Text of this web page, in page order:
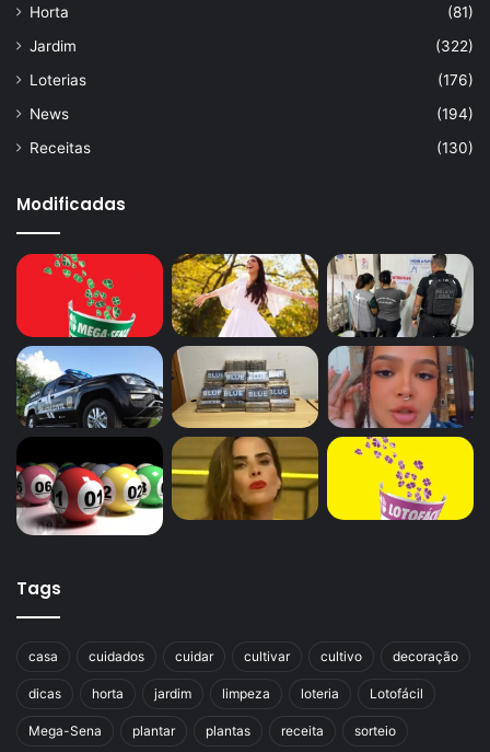
Horta
(81)
Jardim
(322)
Loterias
(176)
News
(194)
Receitas
(130)
Modificadas
Tags
casa cuidados cuidar cultivar cultivo decoração
dicas horta jardim limpeza loteria Lotofácil
Mega-Sena plantar plantas receita sorteio